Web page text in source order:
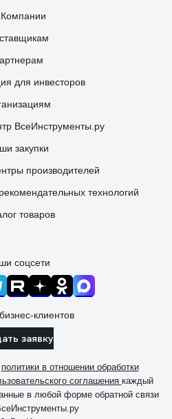
для инвесторов
ВсеИнструменты.ру
закупки
производителей
технологий
товаров
соцсети
клиентов
заявку
политики в отношении обработки
соглашения каждый
в любой форме обратной связи